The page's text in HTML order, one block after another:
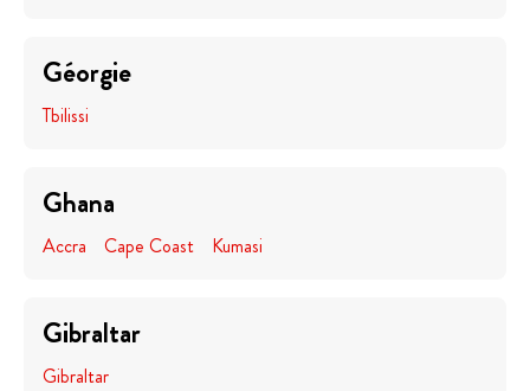
Géorgie
Tbilissi
Ghana
Accra Cape Coast Kumasi
Gibraltar
Gibraltar